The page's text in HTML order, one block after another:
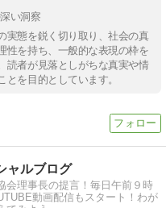
い洞察
実態を鋭く切り取り、社会の真
性を持ち、一般的な表現の枠を
読者が見落としがちな真実や情
を目的としています。
ャルブログ
会理事長の提言！毎日午前９時
動画配信もスタート！わが